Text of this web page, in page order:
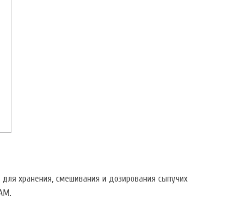
хранения, смешивания и дозирования сыпучих